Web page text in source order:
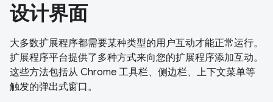
设计界面
大多数扩展程序都需要某种类型的用户互动才能正常运行。
扩展程序平台提供了多种方式来向您的扩展程序添加互动。
这些方法包括从 Chrome 工具栏、侧边栏、上下文菜单等
触发的弹出式窗口。